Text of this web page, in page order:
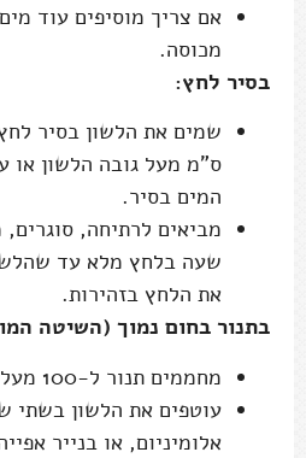
אם צריך מוסיפים עוד
מכוסה.
בסיר לחץ:
ס"מ מעל גובה הלשון או
המים בסיר.
מביאים לרתיחה,
שעה בלחץ מלא עד
את הלחץ בזהירות.
בתנור בחום נמוך (השיטה
מחממים תנור ל-100 מעלות.
עוטפים את הלשון בשתי
אלומיניום, או בנייר